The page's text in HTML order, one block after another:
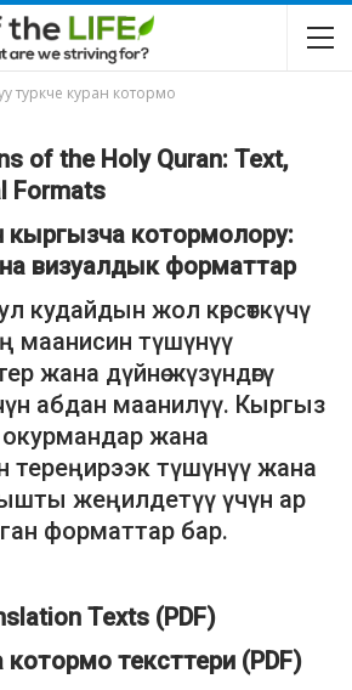
туркче куран котормо
of the Holy Quran: Text,
Formats
котормолору:
визуалдык форматтар
кудайдын жол көрсөткүчү
маанисин түшүнүү
жана дүйнө жүзүндөгү
абдан маанилүү. Кыргыз
окурмандар жана
тереңирээк түшүнүү жана
жеңилдетүү үчүн ар
форматтар бар.
Texts (PDF)
тексттери (PDF)